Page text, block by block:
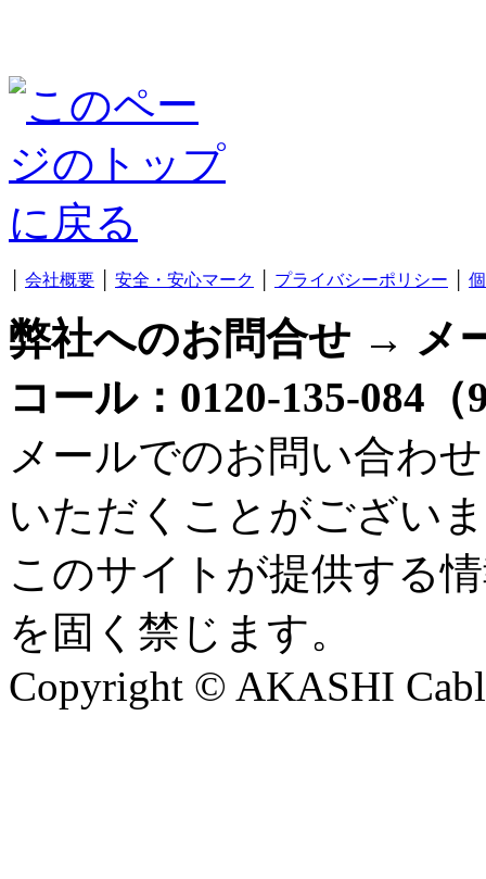
会社概要 安全・安心マーク プライバシーポリシー
弊社へのお問合せ → メ
コール：0120-135-084
メールでのお問い合わ
いただくことがござい
このサイトが提供する
を固く禁じます。
Copyright © AKASHI